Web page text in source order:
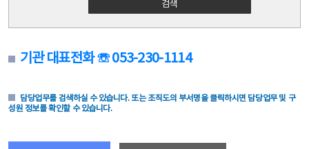
검색
기관 대표전화 ☏ 053-230-1114
담당업무를 검색하실 수 있습니다. 또는 조직도의 부서명을 클릭하시면 담당업무 및 구
성원 정보를 확인할 수 있습니다.